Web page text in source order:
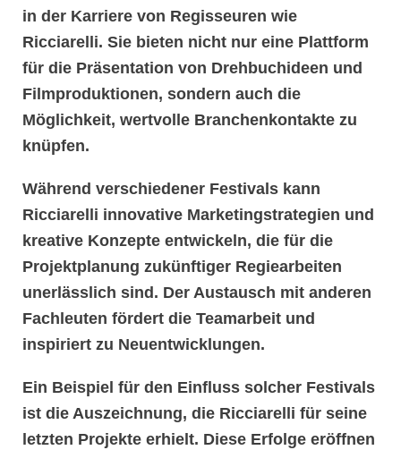
in der Karriere von Regisseuren wie
Ricciarelli. Sie bieten nicht nur eine Plattform
für die Präsentation von Drehbuchideen und
Filmproduktionen, sondern auch die
Möglichkeit, wertvolle Branchenkontakte zu
knüpfen.
Während verschiedener Festivals kann
Ricciarelli innovative Marketingstrategien und
kreative Konzepte entwickeln, die für die
Projektplanung zukünftiger Regiearbeiten
unerlässlich sind. Der Austausch mit anderen
Fachleuten fördert die Teamarbeit und
inspiriert zu Neuentwicklungen.
Ein Beispiel für den Einfluss solcher Festivals
ist die Auszeichnung, die Ricciarelli für seine
letzten Projekte erhielt. Diese Erfolge eröffnen